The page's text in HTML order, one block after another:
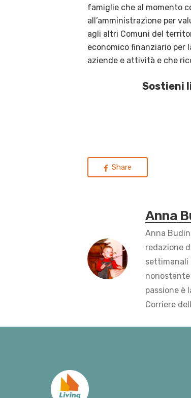
famiglie che al momento
all’amministrazione per
agli altri Comuni del
economico finanziario per
aziende e attività e che
Sostieni
Share
Anna
Anna
redazione
settimanali
nonostante
passione è
Corriere